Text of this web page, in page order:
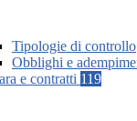
Tipologie di controllo
Obblighi e
e contratti 119